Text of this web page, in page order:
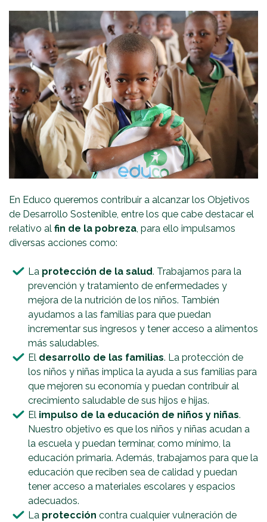
En Educo queremos contribuir a alcanzar los Objetivos
de Desarrollo Sostenible, entre los que cabe destacar el
relativo al fin de la pobreza , para ello impulsamos
diversas acciones como:
La protección de la salud. Trabajamos para la
prevención y tratamiento de enfermedades y
mejora de la nutrición de los niños. También
ayudamos a las familias para que puedan
incrementar sus ingresos y tener acceso a alimentos
más saludables.
El desarrollo de las familias. La protección de
los niños y niñas implica la ayuda a sus familias para
que mejoren su economía y puedan contribuir al
crecimiento saludable de sus hijos e hijas.
El impulso de la educación de niños y niñas.
Nuestro objetivo es que los niños y niñas acudan a
la escuela y puedan terminar, como mínimo, la
educación primaria. Además, trabajamos para que la
educación que reciben sea de calidad y puedan
tener acceso a materiales escolares y espacios
adecuados.
La protección contra cualquier vulneración de